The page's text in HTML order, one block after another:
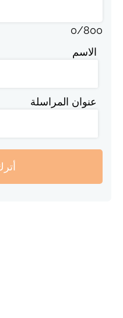
0/800
الاسم
عنوان المراسلة